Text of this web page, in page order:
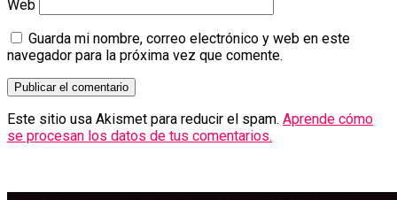
Web
Guarda mi nombre, correo electrónico y web en este
navegador para la próxima vez que comente.
Este sitio usa Akismet para reducir el spam. Aprende cómo
se procesan los datos de tus comentarios.